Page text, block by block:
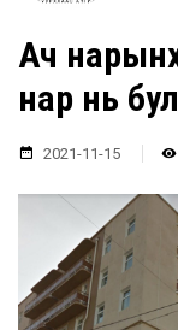
Ач
нар нь
2021-11-15